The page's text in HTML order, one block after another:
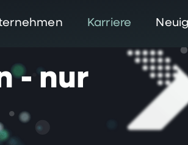
Karriere
- nur